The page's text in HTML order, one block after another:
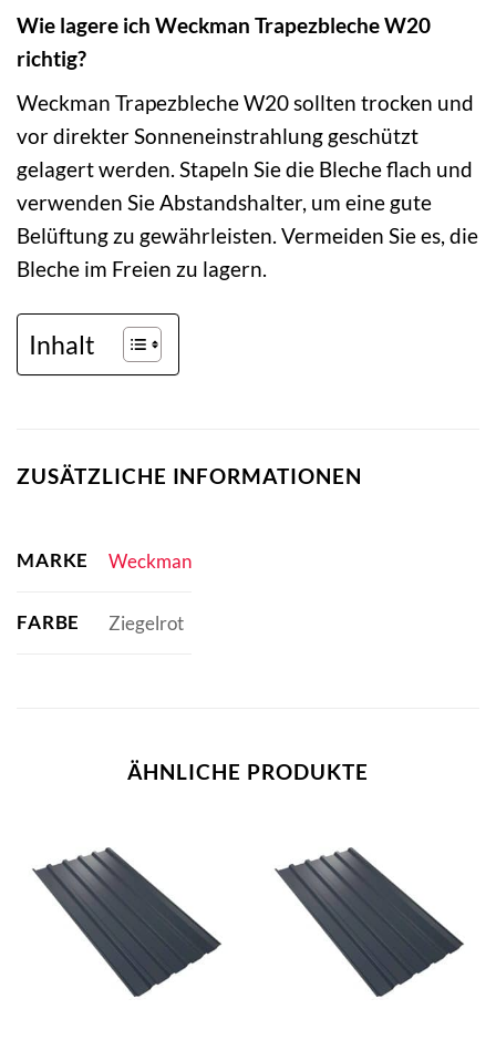
Wie lagere ich Weckman Trapezbleche W20
richtig?
Weckman Trapezbleche W20 sollten trocken und
vor direkter Sonneneinstrahlung geschützt
gelagert werden. Stapeln Sie die Bleche flach und
verwenden Sie Abstandshalter, um eine gute
Belüftung zu gewährleisten. Vermeiden Sie es, die
Bleche im Freien zu lagern.
Inhalt
ZUSÄTZLICHE INFORMATIONEN
MARKE Weckman
FARBE Ziegelrot
ÄHNLICHE PRODUKTE